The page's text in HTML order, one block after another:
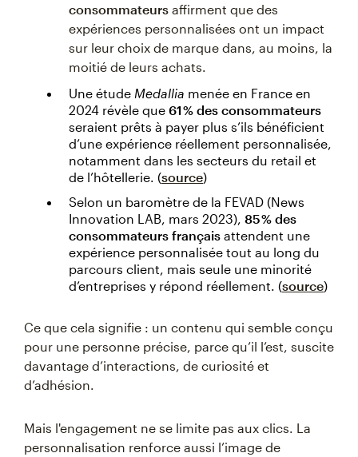
consommateurs affirment que des
expériences personnalisées ont un impact
sur leur choix de marque dans, au moins, la
moitié de leurs achats.
Une étude Medallia menée en France en
2024 révèle que 61 % des consommateurs
seraient prêts à payer plus s’ils bénéficient
d’une expérience réellement personnalisée,
notamment dans les secteurs du retail et
de l’hôtellerie. (source)
Selon un baromètre de la FEVAD (News
Innovation LAB, mars 2023), 85 % des
consommateurs français attendent une
expérience personnalisée tout au long du
parcours client, mais seule une minorité
d’entreprises y répond réellement. (source)
Ce que cela signifie : un contenu qui semble conçu
pour une personne précise, parce qu’il l’est, suscite
davantage d’interactions, de curiosité et
d’adhésion.
Mais l'engagement ne se limite pas aux clics. La
personnalisation renforce aussi l’image de